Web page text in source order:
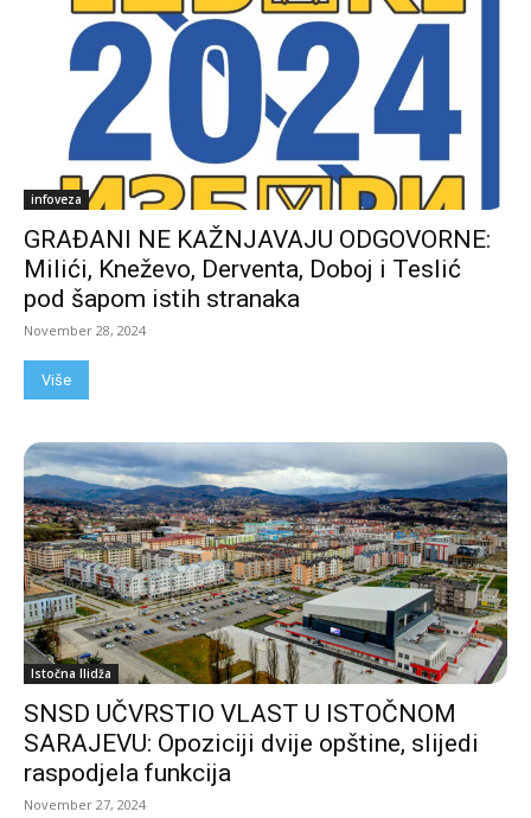
infoveza
GRAĐANI NE KAŽNJAVAJU ODGOVORNE:
Milići, Kneževo, Derventa, Doboj i Teslić
pod šapom istih stranaka
November 28, 2024
Više
Istočna Ilidža
SNSD UČVRSTIO VLAST U ISTOČNOM
SARAJEVU: Opoziciji dvije opštine, slijedi
raspodjela funkcija
November 27, 2024